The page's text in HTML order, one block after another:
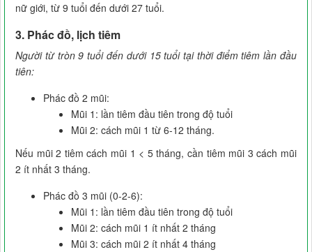
nữ giới, từ 9 tuổi đến dưới 27 tuổi.
3. Phác đồ, lịch tiêm
Người từ tròn 9 tuổi đến dưới 15 tuổi tại thời điểm tiêm lần đầu
tiên:
Phác đồ 2 mũi:
Mũi 1: lần tiêm đầu tiên trong độ tuổi
Mũi 2: cách mũi 1 từ 6-12 tháng.
Nếu mũi 2 tiêm cách mũi 1 < 5 tháng, cần tiêm mũi 3 cách mũi
2 ít nhất 3 tháng.
Phác đồ 3 mũi (0-2-6):
Mũi 1: lần tiêm đầu tiên trong độ tuổi
Mũi 2: cách mũi 1 ít nhất 2 tháng
Mũi 3: cách mũi 2 ít nhất 4 tháng